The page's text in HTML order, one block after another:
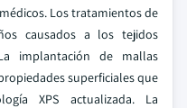
Los tratamientos de
causados a los tejidos
implantación de mallas
superficiales que
XPS actualizada. La